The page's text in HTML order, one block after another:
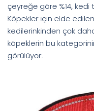
çeyreğe göre %14, kedi
Köpekler için elde
kedilerinkinden çok
köpeklerin bu
görülüyor.